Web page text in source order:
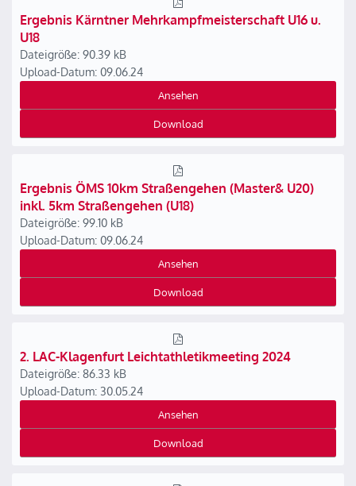
Ergebnis Kärntner Mehrkampfmeisterschaft U16 u.
U18
Dateigröße: 90.39 kB
Upload-Datum: 09.06.24
Ansehen
Download
Ergebnis ÖMS 10km Straßengehen (Master& U20)
inkl. 5km Straßengehen (U18)
Dateigröße: 99.10 kB
Upload-Datum: 09.06.24
Ansehen
Download
2. LAC-Klagenfurt Leichtathletikmeeting 2024
Dateigröße: 86.33 kB
Upload-Datum: 30.05.24
Ansehen
Download